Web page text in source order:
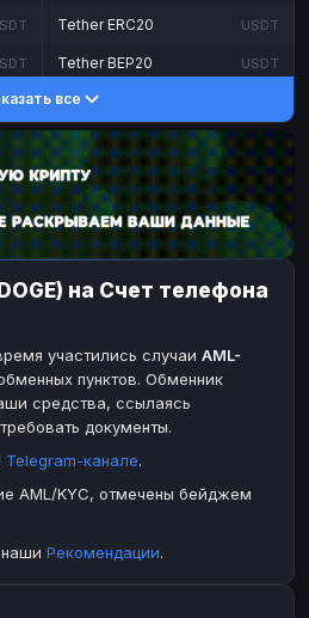
ETC
XRP
Tether ERC20 USDT
Tether BEP20 USDT
DASH
Toncoin TON
Dogecoin DOGE
TRX TRON
Bitcoin Cash BCH
BinanceCoin BEP20
Ripple
USD
USD
Paxum
Payoneer
все
на Счет телефона
участились случаи AML-
пунктов. Обменник
средства, ссылаясь
документы.
Telegram-канале.
AML/KYC, отмечены бейджем
Рекомендации.